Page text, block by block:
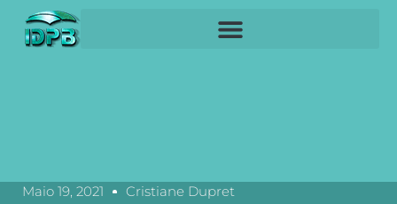
Maio 19, 2021 Cristiane Dupret